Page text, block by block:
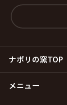
ナポリの窯TOP
メニュー